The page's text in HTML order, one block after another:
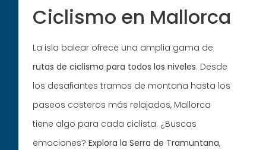
Ciclismo en Mallorca
La isla balear ofrece una amplia gama de
rutas de ciclismo para todos los niveles. Desde
los desafiantes tramos de montaña hasta los
paseos costeros más relajados, Mallorca
tiene algo para cada ciclista. ¿Buscas
emociones?Explora la Serra de Tramuntana,